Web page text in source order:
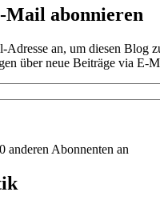
Mail abonnieren
an, um diesen Blog
über neue Beiträge via E-
anderen Abonnenten an